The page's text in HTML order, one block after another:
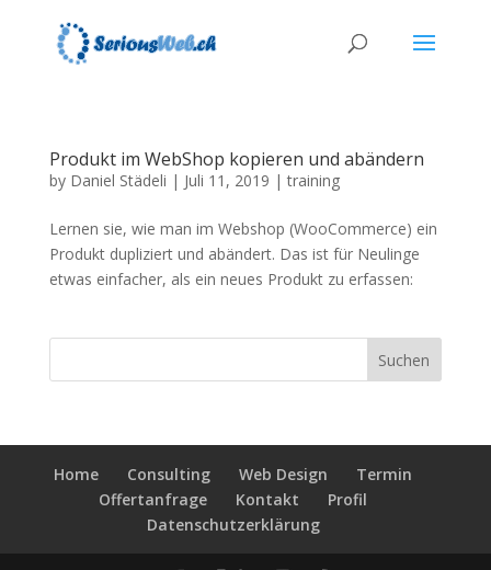
Produkt im WebShop kopieren und abändern
by Daniel Städeli | Juli 11, 2019 |training
Lernen sie, wie man im Webshop (WooCommerce) ein
Produkt dupliziert und abändert. Das ist für Neulinge
etwas einfacher, als ein neues Produkt zu erfassen:
Home Consulting Web Design
Termin
Offertanfrage
Kontakt
Profil
Datenschutzerklärung